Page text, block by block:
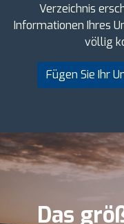
Verzeichnis
Informationen Ihres
völlig
Fügen Sie Ihr
Das